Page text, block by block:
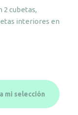
2 cubetas,
interiores en
mi selección